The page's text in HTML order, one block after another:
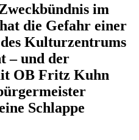
im
die Gefahr einer
Kulturzentrums
– und der
OB Fritz Kuhn
Schlappe